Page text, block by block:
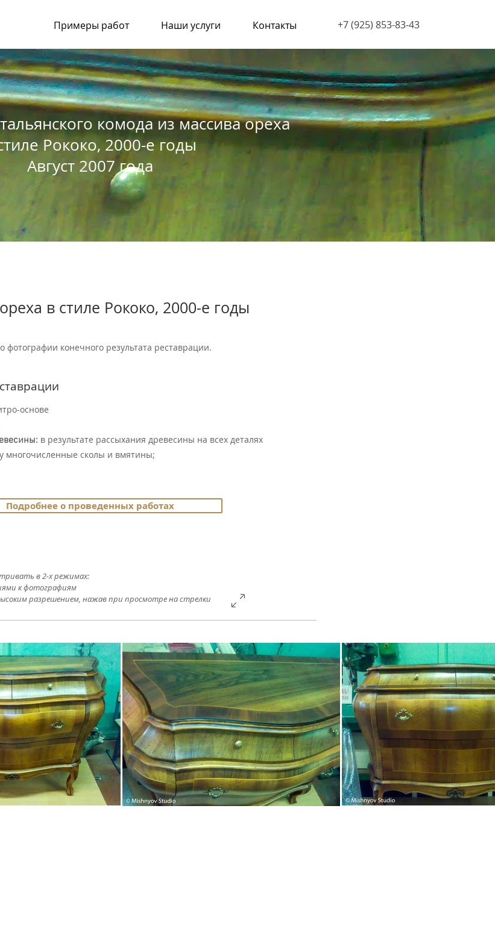
Примеры работ Наши услуги Контакты ‭+7 (925) 853-83-43‬
комода из массива ореха
Рококо, 2000-е годы
Август 2007 года
в стиле Рококо, 2000-е годы
фотографии конечного результата реставрации.
основе
в результате рассыхания древесины на всех деталях
многочисленные сколы и вмятины;
Подробнее о проведенных работах
в 2-х режимах:
к фотографиям
разрешением, нажав при просмотре на стрелки